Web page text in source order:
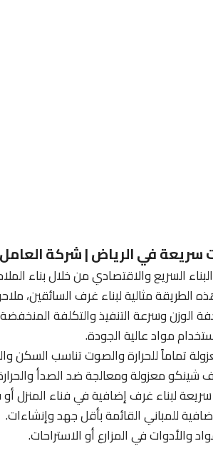
في الرياض | شركة العامل
السريع والاقتصادي من خلال بناء
الطريقة مثالية لبناء غرف السائقين،
الوزن وسرعة التنفيذ والتكلفة المنخفضة
مواد عالية الجودة.
تماماً للحرارة والصوت تناسب السكن
شينكو معزولة ومعالجة ضد الصدأ
لبناء غرف إضافية في فناء المنزل
للمباني القائمة بأقل جهد وإنشاءات.
والأدوات في المزارع أو الاستراحات.